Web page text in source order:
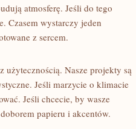
atmosferę. Jeśli do tego
Czasem wystarczy jeden
z sercem.
użytecznością. Nasze projekty są
Jeśli marzycie o klimacie
Jeśli chcecie, by wasze
papieru i akcentów.